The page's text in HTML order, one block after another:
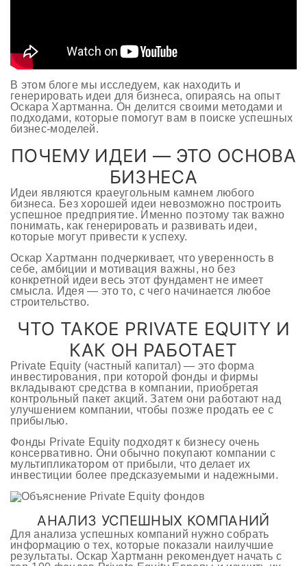
В этом блоге мы исследуем, как находить и
генерировать идеи для бизнеса, опираясь на опыт
Оскара Хартманна. Он делится своими методами и
подходами, которые помогут вам в поиске успешных
бизнес-моделей.
ПОЧЕМУ ИДЕИ — ЭТО ОСНОВА
БИЗНЕСА
Идеи являются краеугольным камнем любого
бизнеса. Без хорошей идеи невозможно построить
успешное предприятие. Именно поэтому так важно
понимать, как генерировать и развивать идеи,
которые могут привести к успеху.
Оскар Хартманн подчеркивает, что уверенность в
себе, амбиции и мотивация важны, но без
конкретной идеи весь этот фундамент не имеет
смысла. Идея — это то, с чего начинается любое
строительство.
ЧТО ТАКОЕ PRIVATE EQUITY И
КАК ОН РАБОТАЕТ
Private Equity (частный капитал) — это форма
инвестирования, при которой фонды и фирмы
вкладывают средства в компании, приобретая
контрольный пакет акций. Затем они работают над
улучшением компании, чтобы позже продать ее с
прибылью.
Фонды Private Equity подходят к бизнесу очень
консервативно. Они обычно покупают компании с
мультипликатором от прибыли, что делает их
инвестиции более предсказуемыми и надежными.
АНАЛИЗ УСПЕШНЫХ КОМПАНИЙ
Для анализа успешных компаний нужно собрать
информацию о тех, которые показали наилучшие
результаты. Оскар Хартманн рекомендует начать с